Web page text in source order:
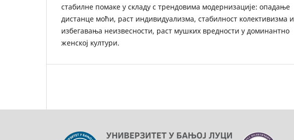
стабилне помаке у складу с трендовима модернизације: опадање
дистанце моћи, раст индивидуализма, стабилност колективизма и
избегавања неизвесности, раст мушких вредности у доминантно
женској култури.